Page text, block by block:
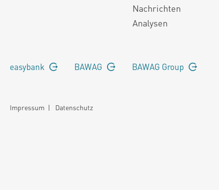
Nachrichten
Analysen
easybank BAWAG BAWAG Group
Impressum | Datenschutz